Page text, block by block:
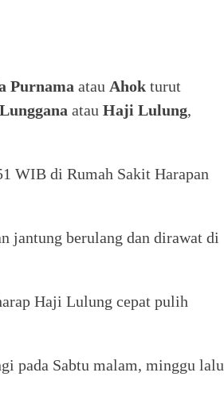
Purnama atau Ahok turut
atau Haji Lulung,
WIB di Rumah Sakit Harapan
jantung berulang dan dirawat di
Haji Lulung cepat pulih
pada Sabtu malam, minggu lalu